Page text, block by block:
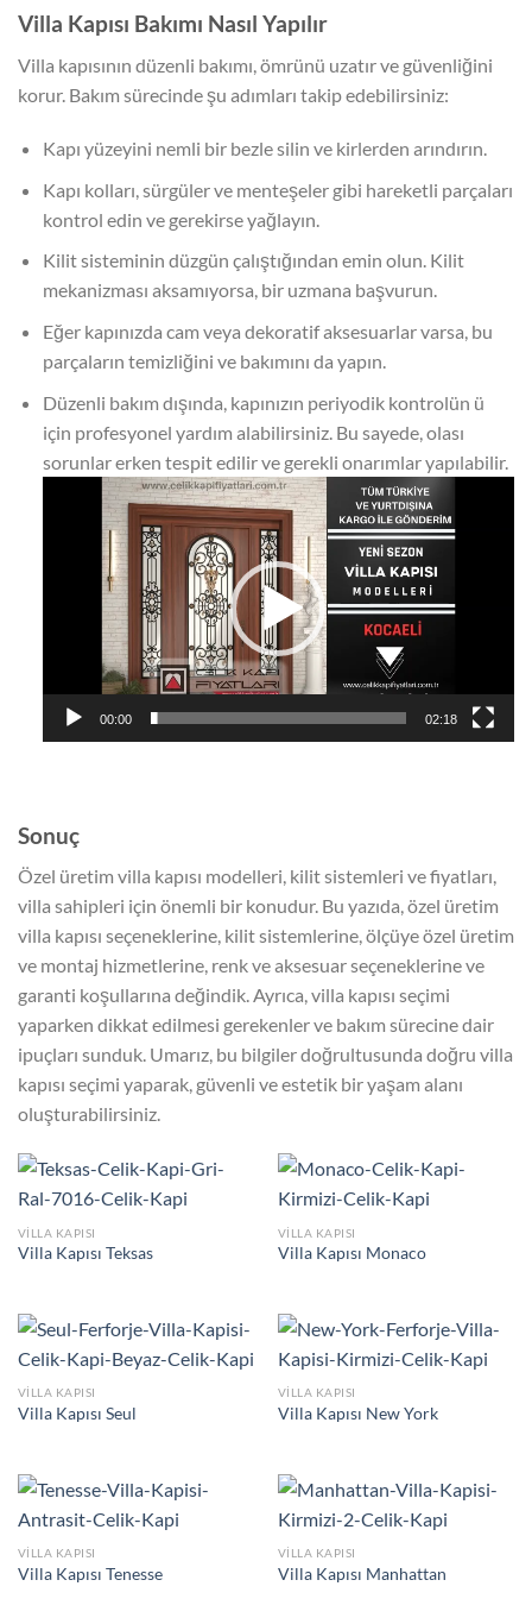
Villa Kapısı Bakımı Nasıl Yapılır
Villa kapısının düzenli bakımı, ömrünü uzatır ve güvenliğini
korur. Bakım sürecinde şu adımları takip edebilirsiniz:
Kapı yüzeyini nemli bir bezle silin ve kirlerden arındırın.
Kapı kolları, sürgüler ve menteşeler gibi hareketli parçaları
kontrol edin ve gerekirse yağlayın.
Kilit sisteminin düzgün çalıştığından emin olun. Kilit
mekanizması aksamıyorsa, bir uzmana başvurun.
Eğer kapınızda cam veya dekoratif aksesuarlar varsa, bu
parçaların temizliğini ve bakımını da yapın.
Düzenli bakım dışında, kapınızın periyodik kontrolün ü
için profesyonel yardım alabilirsiniz. Bu sayede, olası
sorunlar erken tespit edilir ve gerekli onarımlar yapılabilir.
00:00 02:18
Sonuç
Özel üretim villa kapısı modelleri, kilit sistemleri ve fiyatları,
villa sahipleri için önemli bir konudur. Bu yazıda, özel üretim
villa kapısı seçeneklerine, kilit sistemlerine, ölçüye özel üretim
ve montaj hizmetlerine, renk ve aksesuar seçeneklerine ve
garanti koşullarına değindik. Ayrıca, villa kapısı seçimi
yaparken dikkat edilmesi gerekenler ve bakım sürecine dair
ipuçları sunduk. Umarız, bu bilgiler doğrultusunda doğru villa
kapısı seçimi yaparak, güvenli ve estetik bir yaşam alanı
oluşturabilirsiniz.
VILLA KAPISI
Villa Kapısı Teksas
VILLA KAPISI
Villa Kapısı Monaco
VILLA KAPISI
Villa Kapısı Seul
VILLA KAPISI
Villa Kapısı New York
VILLA KAPISI
Villa Kapısı Tenesse
VILLA KAPISI
Villa Kapısı Manhattan